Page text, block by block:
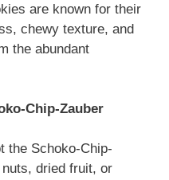
are known for their
chewy texture, and
the abundant
Chip-Zauber
the Schoko-Chip-
dried fruit, or